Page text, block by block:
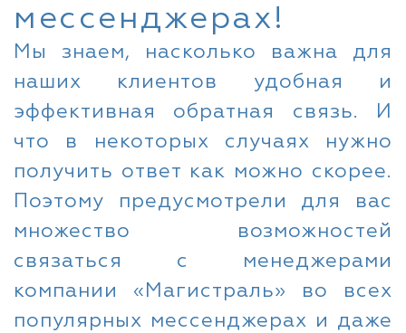
мессенджерах!
Мы знаем, насколько важна для
наших клиентов удобная и
эффективная обратная связь. И
что в некоторых случаях нужно
получить ответ как можно скорее.
Поэтому предусмотрели для вас
множество возможностей
связаться с менеджерами
компании «Магистраль» во всех
популярных мессенджерах и даже